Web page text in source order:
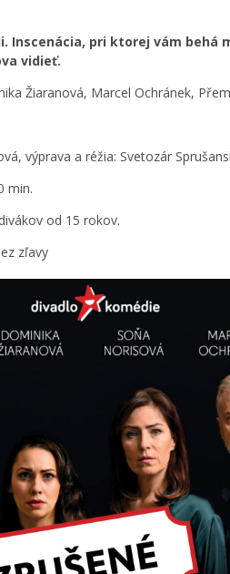
Inscenácia, pri ktorej vám behá
vidieť.
Žiaranová, Marcel Ochránek,
výprava a réžia: Svetozár
min.
od 15 rokov.
zľavy